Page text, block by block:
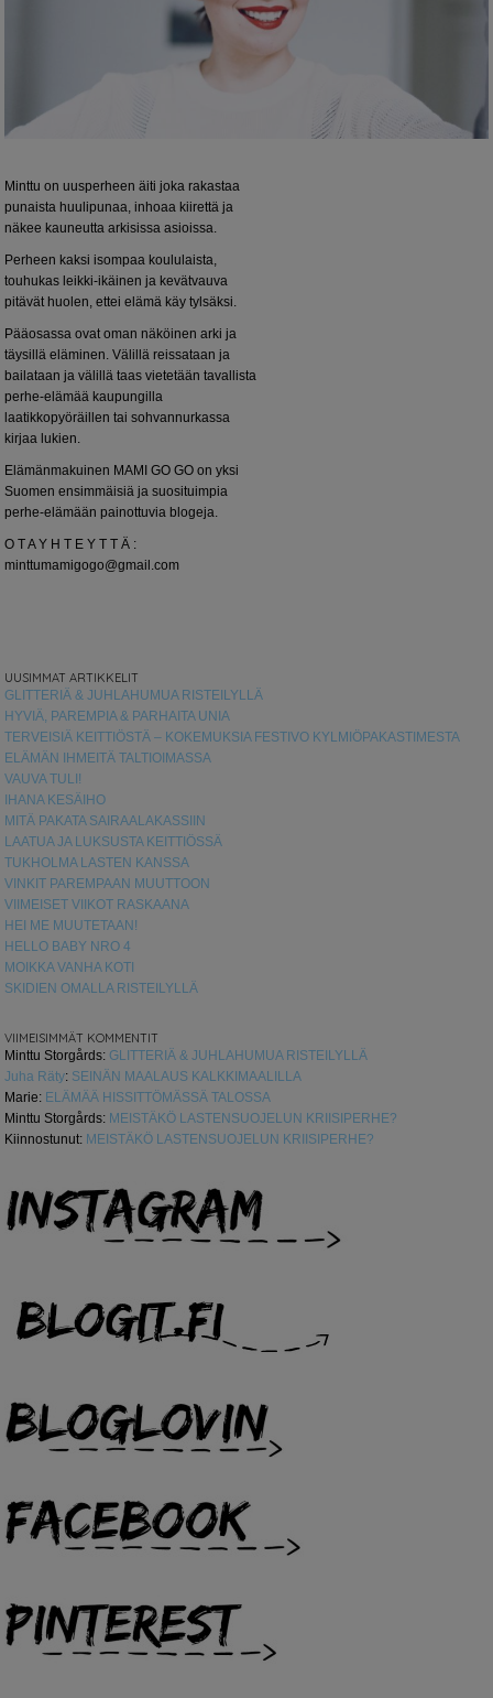
Minttu on uusperheen äiti joka rakastaa
punaista huulipunaa, inhoaa kiirettä ja
näkee kauneutta arkisissa asioissa.
Perheen kaksi isompaa koululaista,
touhukas leikki-ikäinen ja kevätvauva
pitävät huolen, ettei elämä käy tylsäksi.
Pääosassa ovat oman näköinen arki ja
täysillä eläminen. Välillä reissataan ja
bailataan ja välillä taas vietetään tavallista
perhe-elämää kaupungilla
laatikkopyöräillen tai sohvannurkassa
kirjaa lukien.
Elämänmakuinen MAMI GO GO on yksi
Suomen ensimmäisiä ja suosituimpia
perhe-elämään painottuvia blogeja.
O T A Y H T E Y T T Ä :
minttumamigogo@gmail.com
UUSIMMAT ARTIKKELIT
GLITTERIÄ & JUHLAHUMUA RISTEILYLLÄ
HYVIÄ, PAREMPIA & PARHAITA UNIA
TERVEISIÄ KEITTIÖSTÄ – KOKEMUKSIA FESTIVO KYLMIÖPAKASTIMESTA
ELÄMÄN IHMEITÄ TALTIOIMASSA
VAUVA TULI!
IHANA KESÄIHO
MITÄ PAKATA SAIRAALAKASSIIN
LAATUA JA LUKSUSTA KEITTIÖSSÄ
TUKHOLMA LASTEN KANSSA
VINKIT PAREMPAAN MUUTTOON
VIIMEISET VIIKOT RASKAANA
HEI ME MUUTETAAN!
HELLO BABY NRO 4
MOIKKA VANHA KOTI
SKIDIEN OMALLA RISTEILYLLÄ
VIIMEISIMMÄT KOMMENTIT
Minttu Storgårds: GLITTERIÄ & JUHLAHUMUA RISTEILYLLÄ
Juha Räty: SEINÄN MAALAUS KALKKIMAALILLA
Marie: ELÄMÄÄ HISSITTÖMÄSSÄ TALOSSA
Minttu Storgårds: MEISTÄKÖ LASTENSUOJELUN KRIISIPERHE?
Kiinnostunut: MEISTÄKÖ LASTENSUOJELUN KRIISIPERHE?